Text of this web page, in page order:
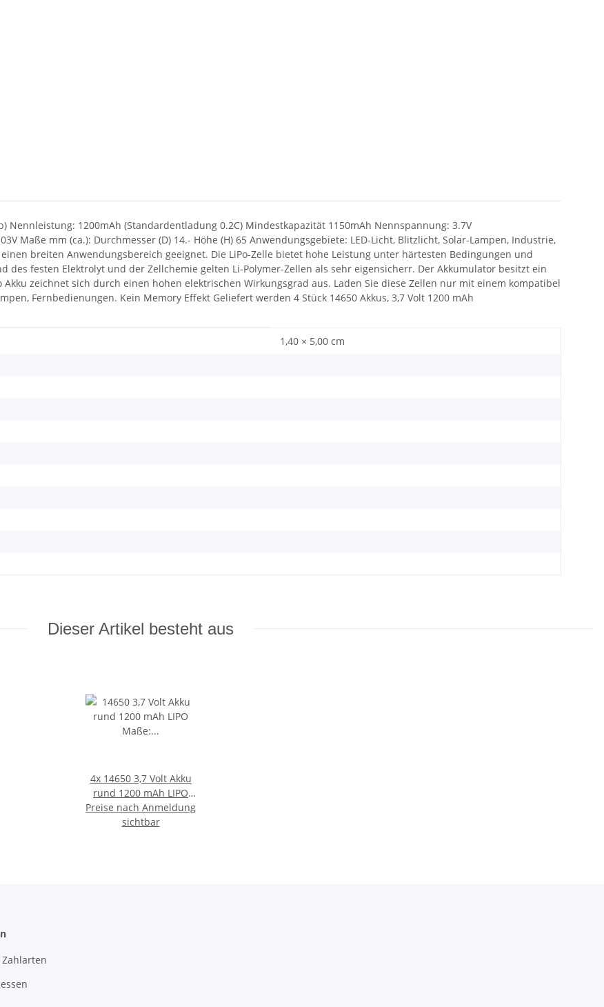
Nennleistung: 1200mAh (Standardentladung 0.2C) Mindestkapazität 1150mAh Nennspannung: 3.7V
Maße mm (ca.): Durchmesser (D) 14.- Höhe (H) 65 Anwendungsgebiete: LED-Licht, Blitzlicht, Solar-Lampen, Industrie,
breiten Anwendungsbereich geeignet. Die LiPo-Zelle bietet hohe Leistung unter härtesten Bedingungen und
des festen Elektrolyt und der Zellchemie gelten Li-Polymer-Zellen als sehr eigensicherr. Der Akkumulator besitzt ein
zeichnet sich durch einen hohen elektrischen Wirkungsgrad aus. Laden Sie diese Zellen nur mit einem kompatibel
Fernbedienungen. Kein Memory Effekt Geliefert werden 4 Stück 14650 Akkus, 3,7 Volt 1200 mAh
1,40 × 5,00 cm
Dieser Artikel besteht aus
4x 14650 3,7 Volt Akku
rund 1200 mAh LIPO
Maße: Durchmesse 14
mm, Länge 65 mm
Preise nach Anmeldung
sichtbar